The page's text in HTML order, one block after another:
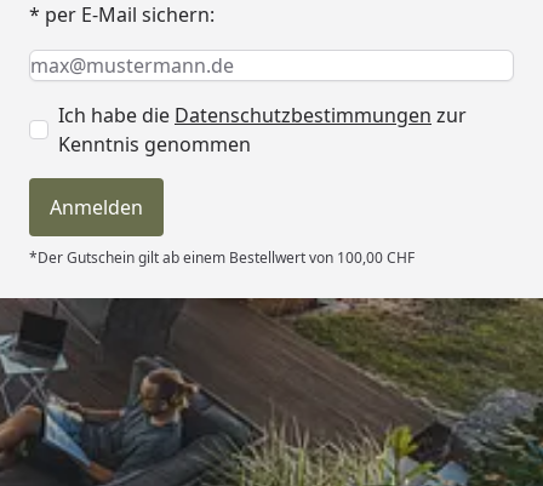
* per E-Mail sichern:
Keine Eingabe erforderlich
Eingabe erforderlich
E-Mail *
Ich habe die Datenschutzbestimmungen zur
Kenntnis genommen
Anmelden
*Der Gutschein gilt ab einem Bestellwert von 100,00 CHF
Trusted Shops
4,81/ 5